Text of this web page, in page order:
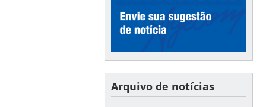
Arquivo de notícias